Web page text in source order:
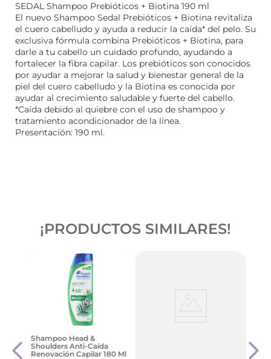
SEDAL Shampoo Prebióticos + Biotina 190 ml
El nuevo Shampoo Sedal Prebióticos + Biotina revitaliza
el cuero cabelludo y ayuda a reducir la caída* del pelo. Su
exclusiva fórmula combina Prebióticos + Biotina, para
darle a tu cabello un cuidado profundo, ayudando a
fortalecer la fibra capilar. Los prebióticos son conocidos
por ayudar a mejorar la salud y bienestar general de la
piel del cuero cabelludo y la Biotina es conocida por
ayudar al crecimiento saludable y fuerte del cabello.
*Caída debido al quiebre con el uso de shampoo y
tratamiento acondicionador de la línea.
Presentación: 190 ml.
¡PRODUCTOS SIMILARES!
Shampoo Head &
Shoulders Anti-Caída
Renovación Capilar 180 Ml
Ml